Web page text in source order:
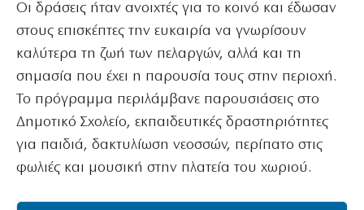
Οι δράσεις ήταν ανοιχτές για το κοινό και έδωσαν
στους επισκέπτες την ευκαιρία να γνωρίσουν
καλύτερα τη ζωή των πελαργών, αλλά και τη
σημασία που έχει η παρουσία τους στην περιοχή.
Το πρόγραμμα περιλάμβανε παρουσιάσεις στο
Δημοτικό Σχολείο, εκπαιδευτικές δραστηριότητες
για παιδιά, δακτυλίωση νεοσσών, περίπατο στις
φωλιές και μουσική στην πλατεία του χωριού.